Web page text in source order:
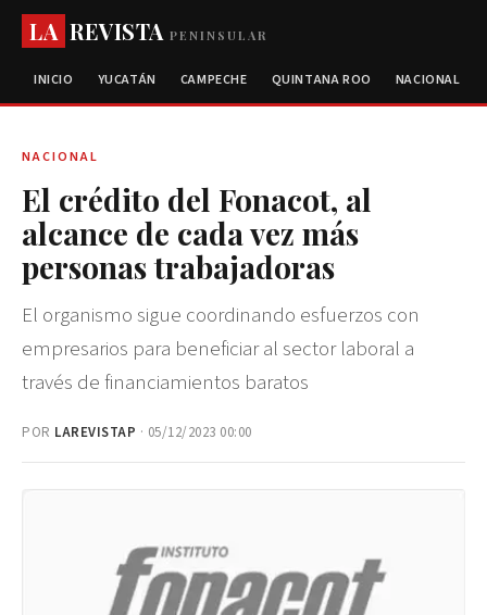
LA REVISTAPENINSULAR
INICIO YUCATÁN CAMPECHE QUINTANA ROO NACIONAL
NACIONAL
El crédito del Fonacot, al
alcance de cada vez más
personas trabajadoras
El organismo sigue coordinando esfuerzos con
empresarios para beneficiar al sector laboral a
través de financiamientos baratos
POR LAREVISTAP · 05/12/2023 00:00